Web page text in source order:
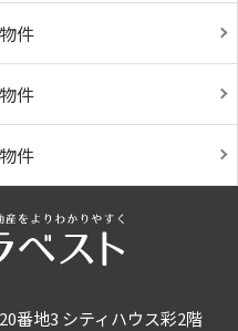
件
件
件
番地3 シティハウス彩2階